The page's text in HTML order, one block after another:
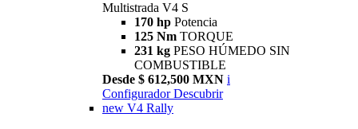
Multistrada V4 S
170 hp Potencia
125 Nm TORQUE
231 kg PESO HÚMEDO SIN
COMBUSTIBLE
Desde $ 612,500 MXN i
Configurador Descubrir
new V4 Rally